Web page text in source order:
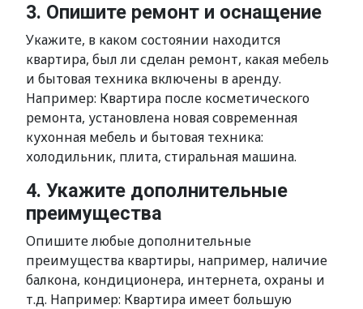
3. Опишите ремонт и оснащение
Укажите, в каком состоянии находится
квартира, был ли сделан ремонт, какая мебель
и бытовая техника включены в аренду.
Например: Квартира после косметического
ремонта, установлена новая современная
кухонная мебель и бытовая техника:
холодильник, плита, стиральная машина.
4. Укажите дополнительные
преимущества
Опишите любые дополнительные
преимущества квартиры, например, наличие
балкона, кондиционера, интернета, охраны и
т.д. Например: Квартира имеет большую